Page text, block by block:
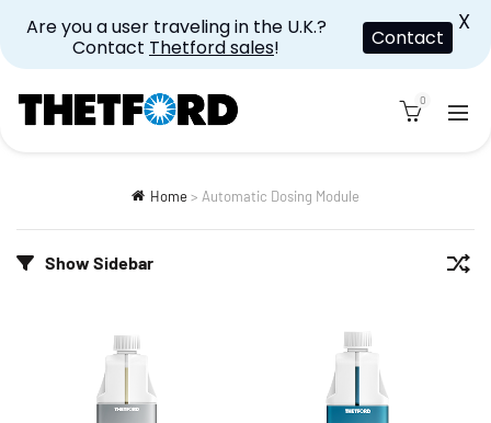
0
Home> Automatic Dosing Module
Show Sidebar
Are you a user traveling in the U.K.?
Contact Thetford sales! Contact
X